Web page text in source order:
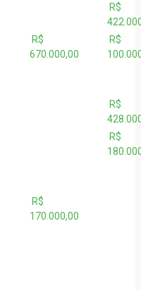
R$
R$
670.000,00
R$
R$
R$
R$
170.000,00